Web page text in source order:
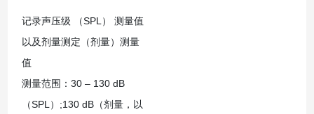
记录声压级 （SPL） 测量值
以及剂量测定（剂量）测量
值
测量范围：30 – 130 dB
（SPL）;130 dB（剂量，以